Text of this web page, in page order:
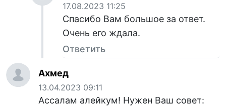
17.08.2023 11:25
Спасибо Вам большое за ответ.
Очень его ждала.
Ответить
Ахмед
13.04.2023 09:11
Ассалам алейкум! Нужен Ваш совет: